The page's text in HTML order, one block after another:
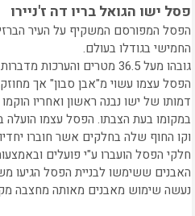
פסל ישו הגואל בריו דה ז'ניירו
הפסל המפורסם המשקיף על העיר
החמישי בגודלו בעולם.
גובהו מעל 36.5 מטרים והערכות מדברות על כך שהוא שוקל כ-635 טונות.
הפסל עצמו עשוי מ"אבן סבון" אך
דמותו של ישו נבנה ראשון ואחריו
במקומו בעת הצבתו. הפסל עצמו
וקו החוף שלה בחלקים אשר חוברו
חלקי הפסל הועברו ע"י פועלים
האבנים ששימשו לבניית הפסל הגיעו
נעשה שימוש מאבנים מאותה מחצבה